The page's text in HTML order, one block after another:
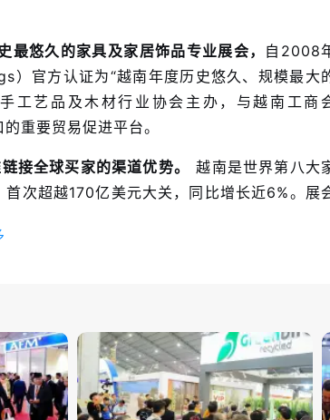
悠久的家具及家居饰品专业展会， 自2008
官方认证为“越南年度历史悠久、规模最大
工艺品及木材行业协会主办，与越南工商
重要贸易促进平台。
接全球买家的渠道优势。
越南是世界第八大
次超越170亿美元大关，同比增长近6%。展
2026年展会汇聚650家参展企业，其中近50%
室内外家具、办公家具、酒店家具、家居装
到原材料，从设计到生产设备，形成完整的产
与WTC EXPO两大展馆并行，展览面积
Amini（美国高端家具）、Remacro